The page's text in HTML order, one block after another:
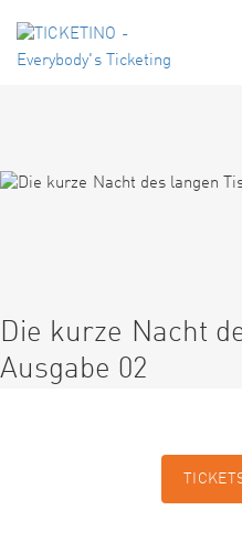
Die kurze Nacht
Ausgabe 02